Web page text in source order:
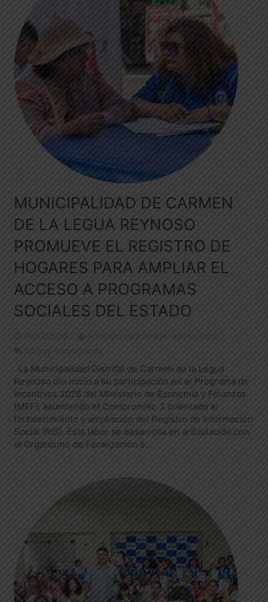
MUNICIPALIDAD DE CARMEN
DE LA LEGUA REYNOSO
PROMUEVE EL REGISTRO DE
HOGARES PARA AMPLIAR EL
ACCESO A PROGRAMAS
SOCIALES DEL ESTADO
26/02/2026
Administrador ImagenInstitucional
No hay comentarios
La Municipalidad Distrital de Carmen de la Legua
Reynoso dio inicio a su participación en el Programa de
Incentivos 2026 del Ministerio de Economía y Finanzas
(MEF), asumiendo el Compromiso 3 orientado al
fortalecimiento y ampliación del Registro de Información
Social (RIS). Esta labor se desarrolla en articulación con
el Organismo de Focalización e…